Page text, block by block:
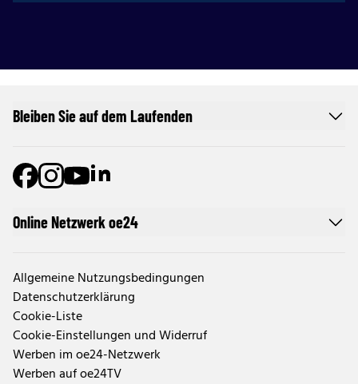
Online Netzwerk oe24
Allgemeine Nutzungsbedingungen
Datenschutzerklärung
Cookie-Liste
Cookie-Einstellungen und Widerruf
Werben im oe24-Netzwerk
Werben auf oe24TV
Bleiben Sie auf dem Laufenden